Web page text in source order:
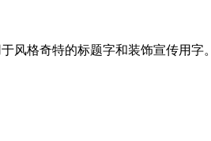
风格奇特的标题字和装饰宣传用字。